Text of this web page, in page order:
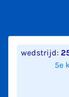
wedstrijd:
5e